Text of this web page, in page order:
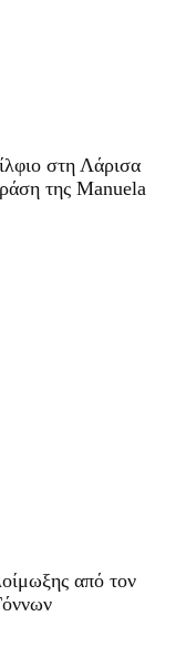
στη Λάρισα
της Manuela
από τον